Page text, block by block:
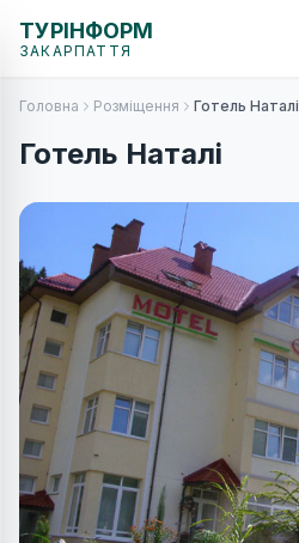
ТУРІНФОРМ
ЗАКАРПАТТЯ
Головна Розміщення Готель Наталі
Готель Наталі